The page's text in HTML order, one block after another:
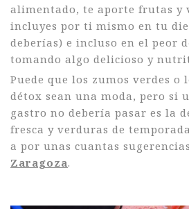
alimentado, te aporte frutas y
incluyes por ti mismo en tu
deberías) e incluso en el peor
tomando algo delicioso y
Puede que los zumos verdes o
détox sean una moda, pero si
gastro no debería pasar es la
fresca y verduras de
a por unas cuantas
Zaragoza.